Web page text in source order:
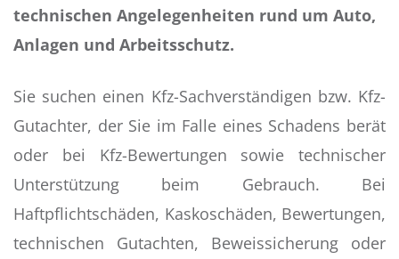
technischen Angelegenheiten rund um Auto,
Anlagen und Arbeitsschutz.
Sie suchen einen Kfz-Sachverständigen bzw. Kfz-
Gutachter, der Sie im Falle eines Schadens berät
oder bei Kfz-Bewertungen sowie technischer
Unterstützung beim Gebrauch. Bei
Haftpflichtschäden, Kaskoschäden, Bewertungen,
technischen Gutachten, Beweissicherung oder